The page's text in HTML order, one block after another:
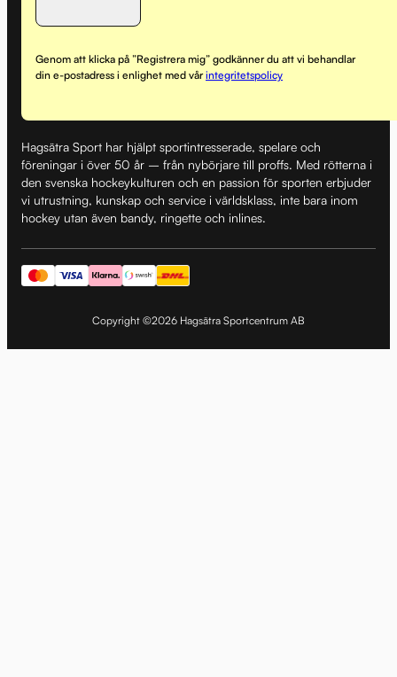
Genom att klicka på ”Registrera mig” godkänner du att vi behandlar
din e-postadress i enlighet med vårintegritetspolicy
Hagsätra Sport har hjälpt sportintresserade, spelare och
föreningar i över 50 år – från nybörjare till proffs. Med rötterna i
den svenska hockeykulturen och en passion för sporten erbjuder
vi utrustning, kunskap och service i världsklass, inte bara inom
hockey utan även bandy, ringette och inlines.
Copyright ©2026 Hagsätra Sportcentrum AB